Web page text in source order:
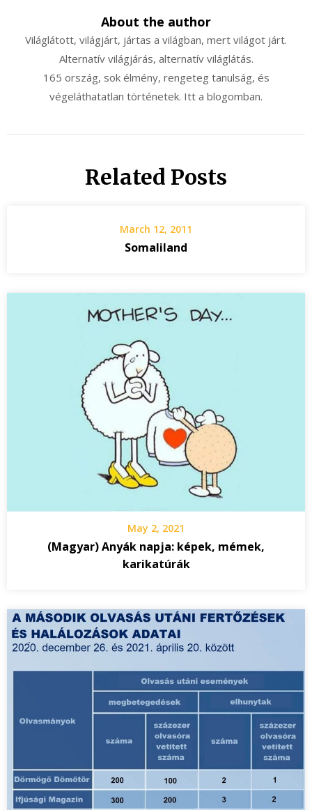
About the author
Világlátott, világjárt, jártas a világban, mert világot járt.
Alternatív világjárás, alternatív világlátás.
165 ország, sok élmény, rengeteg tanulság, és
végeláthatatlan történetek. Itt a blogomban.
Related Posts
March 12, 2011
Somaliland
May 2, 2021
(Magyar) Anyák napja: képek, mémek,
karikatúrák